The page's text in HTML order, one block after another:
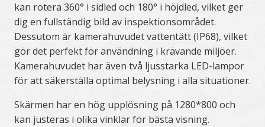
kan rotera 360° i sidled och 180° i höjdled, vilket ger
dig en fullständig bild av inspektionsområdet.
Dessutom är kamerahuvudet vattentätt (IP68), vilket
gör det perfekt för användning i krävande miljöer.
Kamerahuvudet har även två ljusstarka LED-lampor
för att säkerställa optimal belysning i alla situationer.
Skärmen har en hög upplösning på 1280*800 och
kan justeras i olika vinklar för bästa visning.